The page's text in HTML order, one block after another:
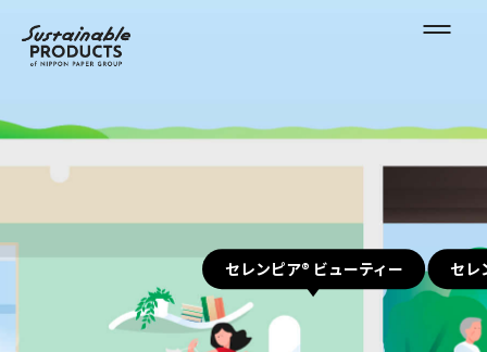
セレンピア® ビューティー セレ